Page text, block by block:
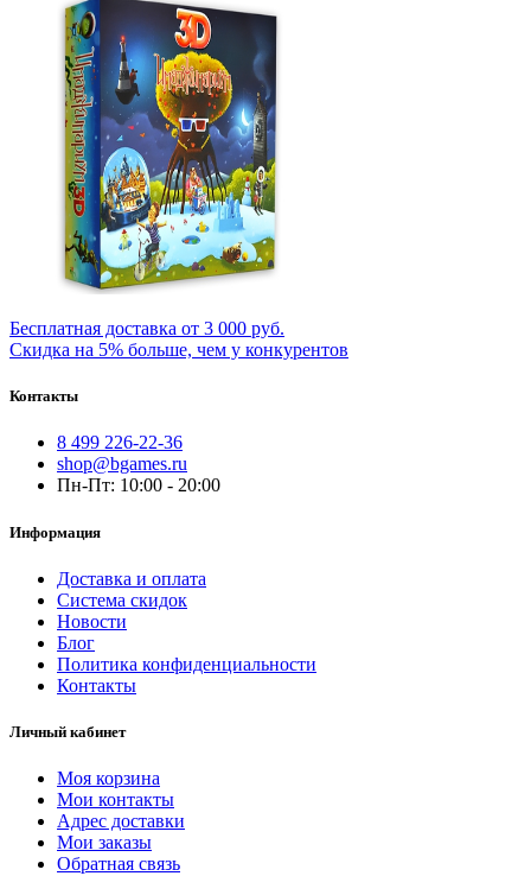
Бесплатная доставка от 3 000 руб.
Скидка на 5% больше, чем у конкурентов
Контакты
8 499 226-22-36
shop@bgames.ru
Пн-Пт: 10:00 - 20:00
Информация
Доставка и оплата
Система скидок
Новости
Блог
Политика конфиденциальности
Контакты
Личный кабинет
Моя корзина
Мои контакты
Адрес доставки
Мои заказы
Обратная связь